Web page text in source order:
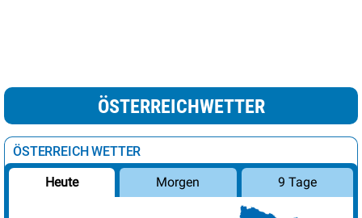
ÖSTERREICHWETTER
ÖSTERREICH WETTER
Heute Morgen 9 Tage